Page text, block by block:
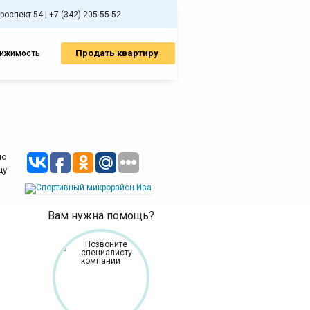
54 | +7 (342) 205-55-52
Продать квартиру
Вам нужна помощь?